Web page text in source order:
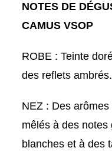
NOTES DE
CAMUS VSOP
ROBE : Teinte
des reflets ambrés.
NEZ : Des
mêlés à des
blanches et à des